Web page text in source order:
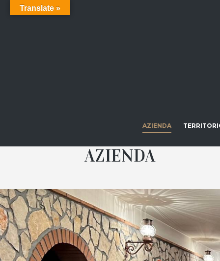
AZIENDA
AZIENDA
Translate »